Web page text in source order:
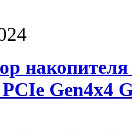
Gen4х4